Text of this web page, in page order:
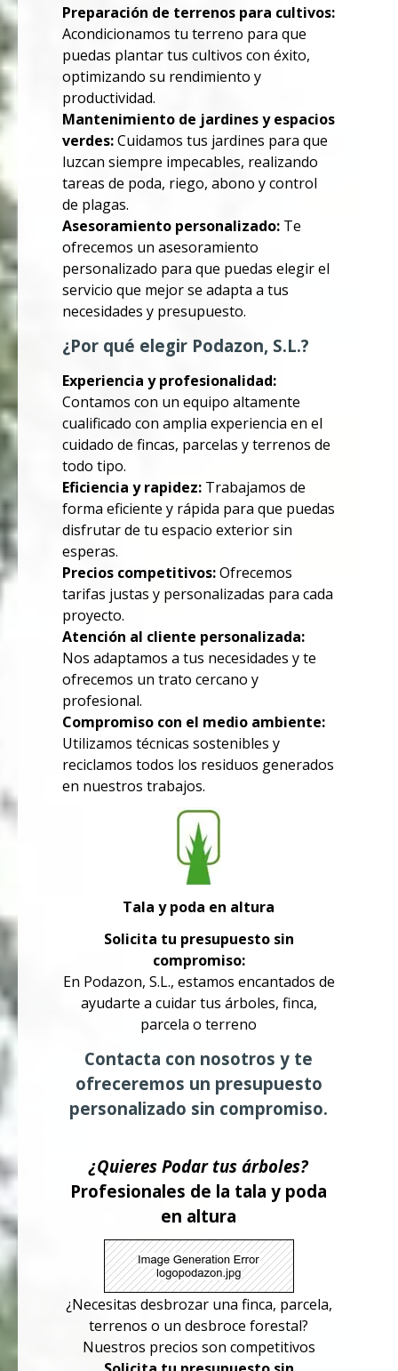
Preparación de terrenos para cultivos:
Acondicionamos tu terreno para que
puedas plantar tus cultivos con éxito,
optimizando su rendimiento y
productividad.
Mantenimiento de jardines y espacios
verdes:Cuidamos tus jardines para que
luzcan siempre impecables, realizando
tareas de poda, riego, abono y control
de plagas.
Asesoramiento personalizado: Te
ofrecemos un asesoramiento
personalizado para que puedas elegir el
servicio que mejor se adapta a tus
necesidades y presupuesto.
¿Por qué elegir Podazon, S.L.?
Experiencia y profesionalidad:
Contamos con un equipo altamente
cualificado con amplia experiencia en el
cuidado de fincas, parcelas y terrenos de
todo tipo.
Eficiencia y rapidez: Trabajamos de
forma eficiente y rápida para que puedas
disfrutar de tu espacio exterior sin
esperas.
Precios competitivos:Ofrecemos
tarifas justas y personalizadas para cada
proyecto.
Atención al cliente personalizada:
Nos adaptamos a tus necesidades y te
ofrecemos un trato cercano y
profesional.
Compromiso con el medio ambiente:
Utilizamos técnicas sostenibles y
reciclamos todos los residuos generados
en nuestros trabajos.
Tala y poda en altura
Solicita tu presupuesto sin
compromiso:
En Podazon, S.L., estamos encantados de
ayudarte a cuidar tus árboles, finca,
parcela o terreno
Contacta con nosotros y te
ofreceremos un presupuesto
personalizado sin compromiso.
¿Quieres Podar tus árboles?
Profesionales de la tala y poda
en altura
¿Necesitas desbrozar una finca, parcela,
terrenos o un desbroce forestal?
Nuestros precios son competitivos